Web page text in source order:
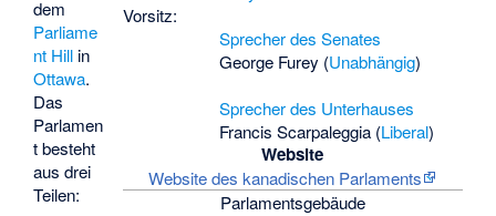
Vorsitz:
Sprecher des Senates
George Furey (Unabhängig)
Sprecher des Unterhauses
Francis Scarpaleggia(Liberal)
Website
Website des kanadischen Parlaments
Parlamentsgebäude
dem
Parliame
nt Hill in
Ottawa.
Das
Parlamen
t besteht
aus drei
Teilen: